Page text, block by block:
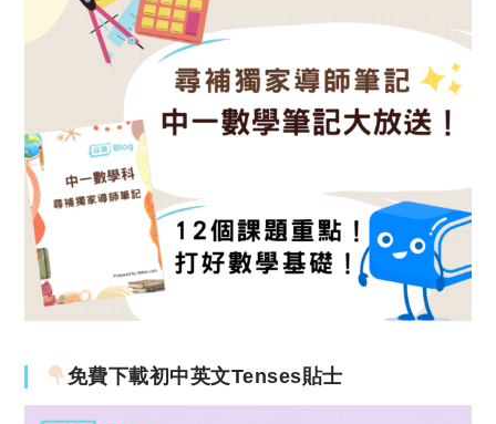
免費下載初中英文Tenses貼士